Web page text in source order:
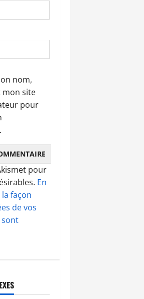
nom,
mon site
pour
pour
En
façon
de vos